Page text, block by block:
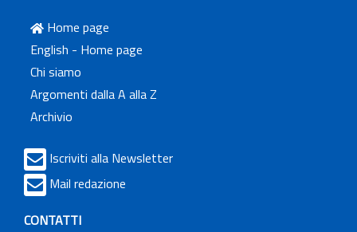
Home page
English - Home page
Chi siamo
Argomenti dalla A alla Z
Archivio
Iscriviti alla Newsletter
Mail redazione
CONTATTI